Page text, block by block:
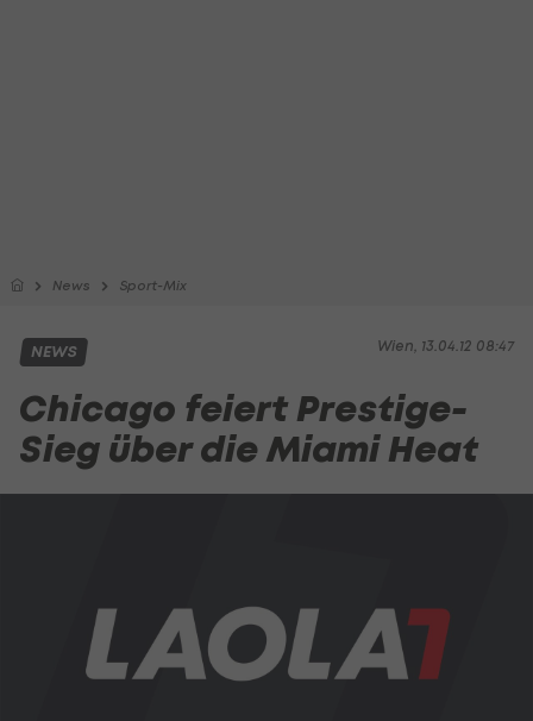
News Sport-Mix
Wien, 13.04.12 08:47
NEWS
Chicago feiert Prestige-
Sieg über die Miami Heat